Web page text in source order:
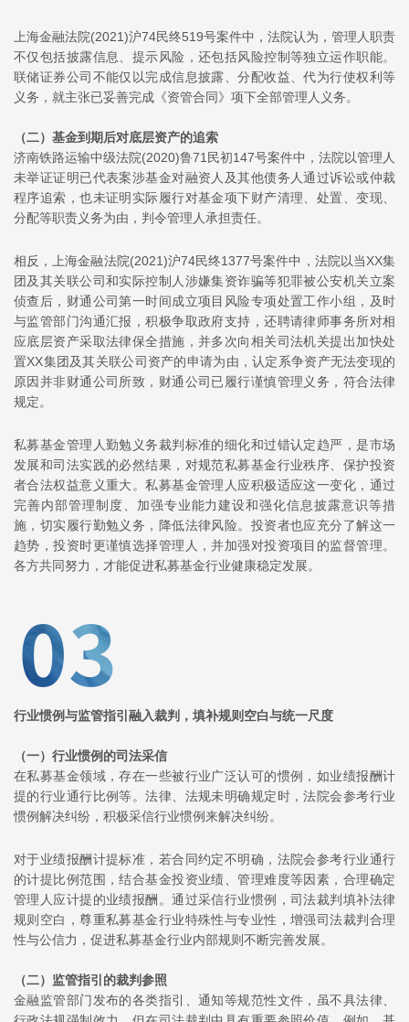
上海金融法院(2021)沪74民终519号案件中，法院认为，管理人职责
不仅包括披露信息、提示风险，还包括风险控制等独立运作职能。
联储证券公司不能仅以完成信息披露、分配收益、代为行使权利等
义务，就主张已妥善完成《资管合同》项下全部管理人义务。
（二） 基金到期后对底层资产的追索
济南铁路运输中级法院(2020)鲁71民初147号案件中，法院以管理人
未举证证明已代表案涉基金对融资人及其他债务人通过诉讼或仲裁
程序追索，也未证明实际履行对基金项下财产清理、处置、变现、
分配等职责义务为由，判令管理人承担责任。
相反，上海金融法院(2021)沪74民终1377号案件中，法院以当XX集
团及其关联公司和实际控制人涉嫌集资诈骗等犯罪被公安机关立案
侦查后，财通公司第一时间成立项目风险专项处置工作小组，及时
与监管部门沟通汇报，积极争取政府支持，还聘请律师事务所对相
应底层资产采取法律保全措施，并多次向相关司法机关提出加快处
置XX集团及其关联公司资产的申请为由，认定系争资产无法变现的
原因并非财通公司所致，财通公司已履行谨慎管理义务，符合法律
规定。
私募基金管理人勤勉义务裁判标准的细化和过错认定趋严，是市场
发展和司法实践的必然结果，对规范私募基金行业秩序、保护投资
者合法权益意义重大。私募基金管理人应积极适应这一变化，通过
完善内部管理制度、加强专业能力建设和强化信息披露意识等措
施，切实履行勤勉义务，降低法律风险。投资者也应充分了解这一
趋势，投资时更谨慎选择管理人，并加强对投资项目的监督管理。
各方共同努力，才能促进私募基金行业健康稳定发展。
行业惯例与监管指引融入裁判，填补规则空白与统一尺度
（一） 行业惯例的司法采信
在私募基金领域，存在一些被行业广泛认可的惯例，如业绩报酬计
提的行业通行比例等。法律、法规未明确规定时，法院会参考行业
惯例解决纠纷，积极采信行业惯例来解决纠纷。
对于业绩报酬计提标准，若合同约定不明确，法院会参考行业通行
的计提比例范围，结合基金投资业绩、管理难度等因素，合理确定
管理人应计提的业绩报酬。通过采信行业惯例，司法裁判填补法律
规则空白，尊重私募基金行业特殊性与专业性，增强司法裁判合理
性与公信力，促进私募基金行业内部规则不断完善发展。
（二）监管指引的裁判参照
金融监管部门发布的各类指引、通知等规范性文件，虽不具法律、